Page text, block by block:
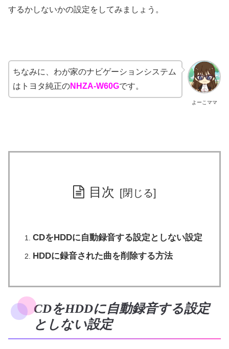
するかしないかの設定をしてみましょう。
よーこママ
ちなみに、わが家のナビゲーションシステム
はトヨタ純正のNHZA-W60Gです。
目次
CDをHDDに自動録音する設定としない設定
HDDに録音された曲を削除する方法
CDをHDDに自動録音する設定
としない設定